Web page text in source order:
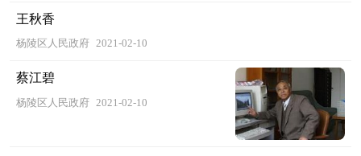
王秋香
杨陵区人民政府 2021-02-10
蔡江碧
杨陵区人民政府 2021-02-10